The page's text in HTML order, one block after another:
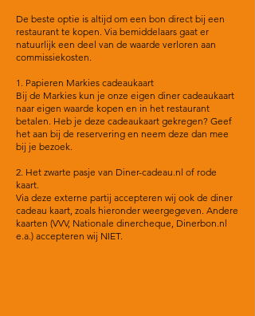
De beste optie is altijd om een bon direct bij een
restaurant te kopen. Via bemiddelaars gaat er
natuurlijk een deel van de waarde verloren aan
commissiekosten.
1. Papieren Markies cadeaukaart
Bij de Markies kun je onze eigen diner cadeaukaart
naar eigen waarde kopen en in het restaurant
betalen. Heb je deze cadeaukaart gekregen? Geef
het aan bij de reservering en neem deze dan mee
bij je bezoek.​
2. Het zwarte pasje van Diner-cadeau.nl of rode
kaart.
Via deze externe partij accepteren wij ook de diner
cadeau kaart, zoals hieronder weergegeven. Andere
kaarten (VVV, Nationale dinercheque, Dinerbon.nl
e.a.) accepteren wij NIET.